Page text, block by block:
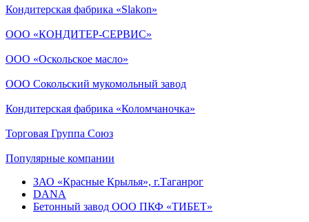
Кондитерская фабрика «Slakon»
ООО «КОНДИТЕР-СЕРВИС»
ООО «Оскольское масло»
ООО Сокольский мукомольный завод
Кондитерская фабрика «Коломчаночка»
Торговая Группа Союз
Популярные компании
ЗАО «Красные Крылья», г.Таганрог
DANA
Бетонный завод ООО ПКФ «ТИБЕТ»